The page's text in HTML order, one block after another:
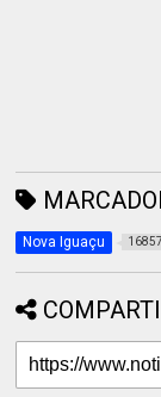
Nova Iguaçu 16857